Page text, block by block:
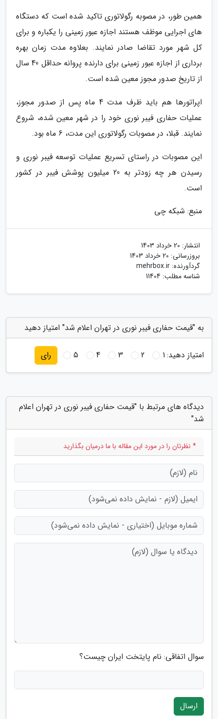
همین طور، در مصوبه رگولاتوری تاکید شده است که دستگاه
های اجرایی موظف هستند اجازه عبور زمینی را یکباره و برای
کل شهر مورد تقاضا صادر نمایند. بعلاوه مدت زمان بهره
برداری از اجازه عبور زمینی برای دارنده پروانه حداقل 40 سال
از تاریخ صدور مجوز معین شده است.
اپراتورها هم باید ظرف مدت 4 ماه پس از صدور مجوز،
عملیات حفاری فیبر نوری خود را در شهر معین شده، شروع
نمایند. قبلا، در مصوبات رگولاتوری این مدت، 6 ماه بود.
این مصوبات در راستای تسریع عملیات توسعه فیبر نوری و
رسیدن هر چه زودتر به 20 میلیون پوشش فیبر در کشور
است.
منبع: شبکه چی
انتشار: 20 خرداد 1403
بروزرسانی: 20 خرداد 1403
گردآورنده: mehrbox.ir
شناسه مطلب: 11404
به "قیمت حفاری فیبر نوری در تهران اعلام شد" امتیاز دهید
امتیاز دهید:1
2
3
4
5 رای
دیدگاه های مرتبط با "قیمت حفاری فیبر نوری در تهران اعلام
شد"
* نظرتان را در مورد این مقاله با ما درمیان بگذارید
سوال اتفاقی: نام پایتخت ایران چیست؟
ارسال